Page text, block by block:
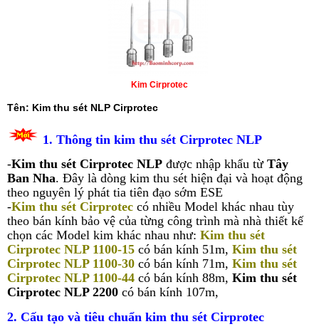
Kim Cirprotec
Tên: Kim thu sét NLP Cirprotec
1. Thông tin kim thu sét Cirprotec NLP
-Kim thu sét Cirprotec NLP được nhập khẩu từ Tây
Ban Nha. Đây là dòng kim thu sét hiện đại và hoạt động
theo nguyên lý phát tia tiên đạo sớm ESE
-Kim thu sét Cirprotec có nhiều Model khác nhau tùy
theo bán kính bảo vệ của từng công trình mà nhà thiết kế
chọn các Model kim khác nhau như: Kim thu sét
Cirprotec NLP 1100-15 có bán kính 51m, Kim thu sét
Cirprotec NLP 1100-30 có bán kính 71m, Kim thu sét
Cirprotec NLP 1100-44 có bán kính 88m, Kim thu sét
Cirprotec NLP 2200 có bán kính 107m,
2. Cấu tạo và tiêu chuẩn kim thu sét Cirprotec